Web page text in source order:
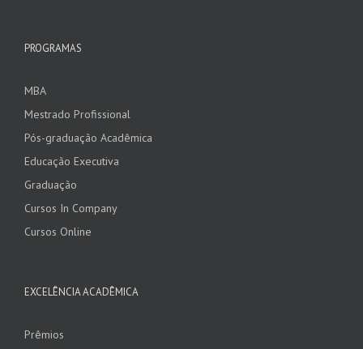
PROGRAMAS
MBA
Mestrado Profissional
Pós-graduação Acadêmica
Educação Executiva
Graduação
Cursos In Company
Cursos Online
EXCELÊNCIA ACADÊMICA
Prêmios